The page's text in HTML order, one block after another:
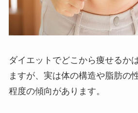
ダイエットでどこから痩せるか
ますが、実は体の構造や脂肪の
程度の傾向があります。